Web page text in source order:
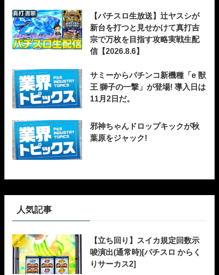
【パチスロ生放送】辻ヤスシが
新台を打つと見せかけて真打吉
宗で万枚を目指す攻略実戦生配
信【2026.8.6】
サミーからパチンコ新機種「e 獣
王 獅子の一撃」が登場! 導入日は
11月2日だ。
邪神ちゃんドロップキックが秋
葉原をジャック!
人気記事
【立ち回り】スイカ規定回数示
唆演出(通常時)[パチスロ からく
りサーカス2]